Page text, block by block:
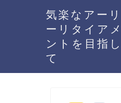
気楽なアーリ
ーリタイアメ
ントを目指し
て